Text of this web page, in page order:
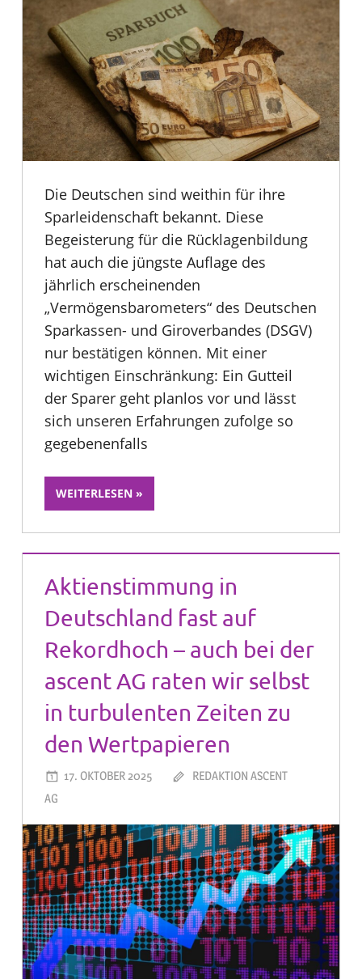
Die Deutschen sind weithin für ihre
Sparleidenschaft bekannt. Diese
Begeisterung für die Rücklagenbildung
hat auch die jüngste Auflage des
jährlich erscheinenden
„Vermögensbarometers“ des Deutschen
Sparkassen- und Giroverbandes (DSGV)
nur bestätigen können. Mit einer
wichtigen Einschränkung: Ein Gutteil
der Sparer geht planlos vor und lässt
sich unseren Erfahrungen zufolge so
gegebenenfalls
WEITERLESEN
Aktienstimmung in
Deutschland fast auf
Rekordhoch – auch bei der
ascent AG raten wir selbst
in turbulenten Zeiten zu
den Wertpapieren
17. OKTOBER 2025
REDAKTION ASCENT
AG